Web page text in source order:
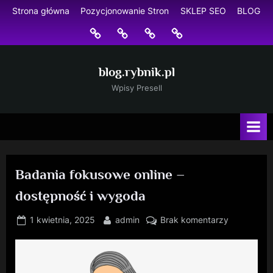
Skip
content
Strona główna Pozycjonowanie Stron SKLEP SEO BLOG
Strona
główna
Pozycjonowanie
Stron
SKLEP
SEO
BLOG
blog.rybnik.pl
Wpisy Presell
Badania fokusowe online –
dostępność i wygoda
Posted
1 kwietnia, 2025 By
admin Brak komentarzydo